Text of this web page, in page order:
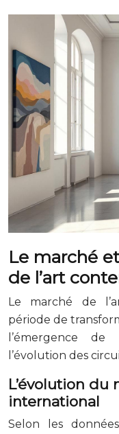
Le marché
de l’art
Le marché de
période de
l’émergence
l’évolution des
L’évolution du
international
Selon les